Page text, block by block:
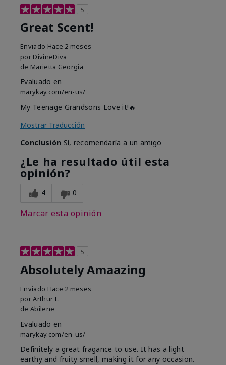
5
Great Scent!
Enviado Hace 2 meses
por DivineDiva
de Marietta Georgia
Evaluado en
marykay.com/en-us/
My Teenage Grandsons Love it!🔥
Mostrar Traducción
Conclusión Sí, recomendaría a un amigo
¿Le ha resultado útil esta
opinión?
4 0
Marcar esta opinión
5
Absolutely Amaazing
Enviado Hace 2 meses
porArthur L.
de Abilene
Evaluado en
marykay.com/en-us/
Definitely a great fragance to use. It has a light
earthy and fruity smell, making it for any occasion.